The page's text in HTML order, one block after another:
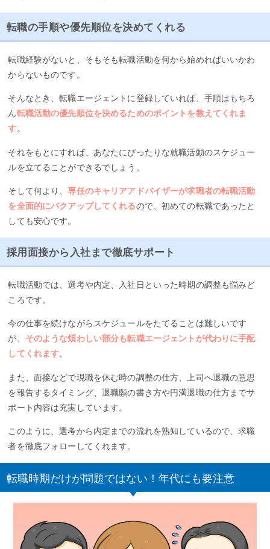
転職の手順や優先順位を決めてくれる
転職経験がないと、そもそも転職活動を何から始めればいいかわ
からないものです。
そんなとき、転職エージェントに登録していれば、手順はもちろ
ん転職活動の優先順位を決めるためのポイントを教えてくれま
す。
それをもとにすれば、あなたにぴったりな就職活動のスケジュー
ルを立てることができるでしょう。
そして何より、専任のキャリアアドバイザーが求職者の転職活動
を全面的にバクアップしてくれるので、初めての転職であったと
しても安心です。
採用面接から入社まで徹底サポート
転職活動では、選考や内定、入社日といった時期の調整も悩みど
ころです。
今の仕事を続けながらスケジュールをたてることは難しいです
が、 そのような煩わしい部分も転職エージェントが代わりに手配
してくれます。
また、面接などで現職を休む時の調整の仕方、上司へ退職の意思
を報告するタイミング、退職願の書き方や円満退職の仕方までサ
ポート内容は充実しています。
このように、選考から内定までの流れを熟知しているので、求職
者を徹底フォローしてくれます。
転職時期だけが問題ではない！年代にも要注意